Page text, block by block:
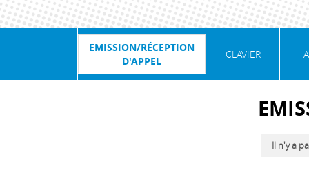
EMISSION/RÉCEPTION
D'APPEL
CLAVIER
Il n'y a